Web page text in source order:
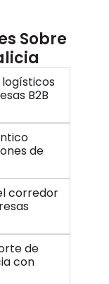
Sobre
B2B
de
corredor
de
con